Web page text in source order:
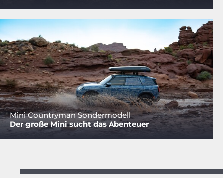
Mini Countryman Sondermodell
Der große Mini sucht das Abenteuer